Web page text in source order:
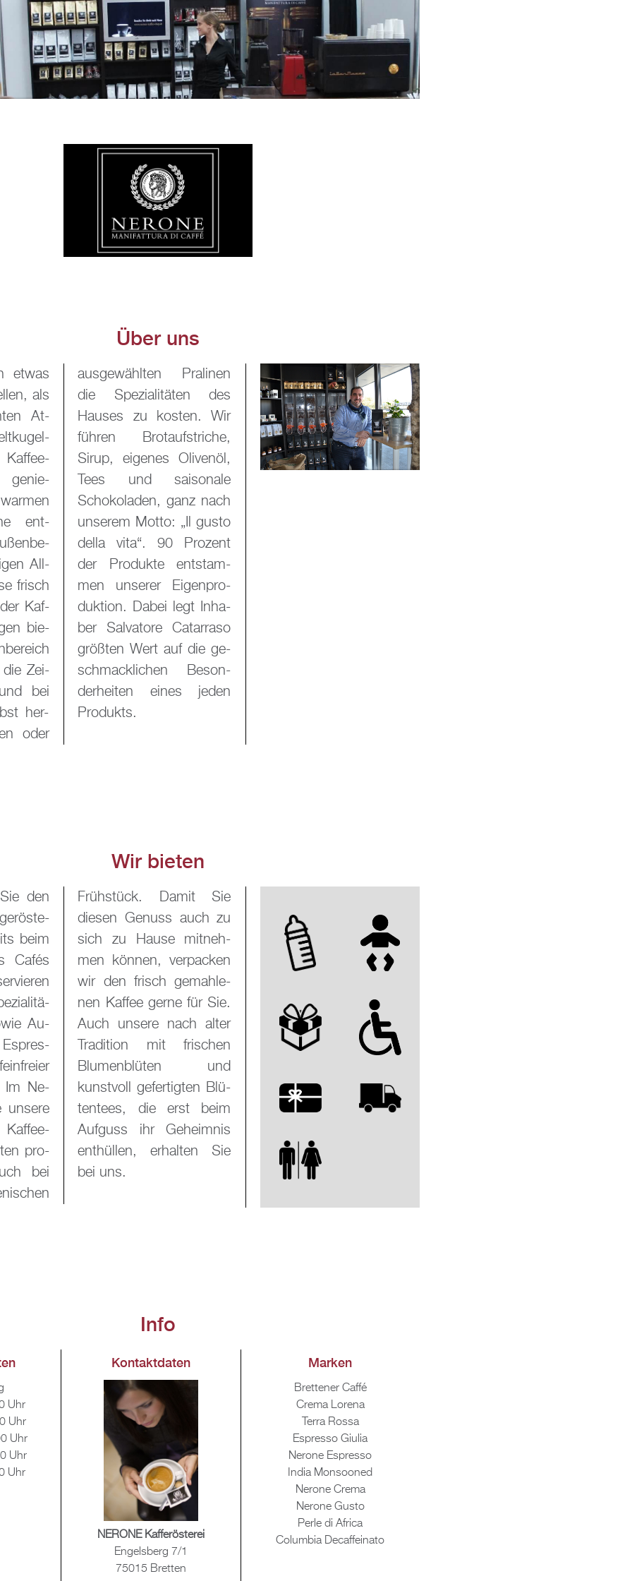
Über uns
etwas
als
At­
Kaf­fee­
ge­nie­
ent­
All­
frisch
Kaf­
bie­
die Zei­
bei
her­
oder
des
Wir
nach
gusto
In­ha­
die ge­
Be­son­
jeden
Pro­dukts.
Wir bie­ten
den
beim
Cafés
Au­
Im Ne­
un­se­re
pro­
bei
Sie
zu
für Sie.
alter
und
Blü­
beim
Sie
bei uns.
Info
Uhr
Uhr
Uhr
Uhr
Uhr
Kon­takt­da­ten
NE­RO­NE Kaf­ferös­te­rei
En­gels­berg 7/1
75015 Brett­en
Mar­ken
Brettener Caffé
Crema Lore­na
Terra Rossa
Es­pres­so Gi­ulia
Ne­ro­ne Es­pres­so
India Mons­o­o­ned
Ne­ro­ne Crema
Ne­ro­ne Gusto
Perle di Af­ri­ca
Co­lum­bia De­caff­ein­a­to